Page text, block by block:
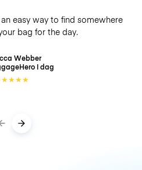
easy way to find somewhere
bag for the day.
Webber
I dag
★★★★